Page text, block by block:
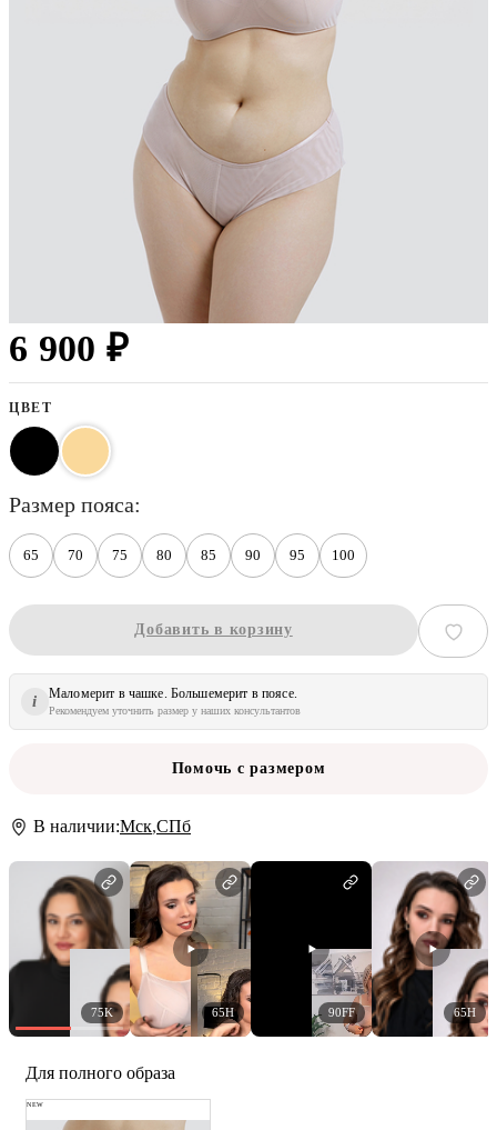
6 900 ₽
ЦВЕТ
размер пояса
65 70 75 80 85 90 95 100
Добавить в корзину
i Маломерит в чашке. Большемерит в поясе.
Рекомендуем уточнить размер у наших консультантов
Помочь с размером
В наличии:Мск,СПб
75K 65H 90FF 65H
Для полного образа
NEW